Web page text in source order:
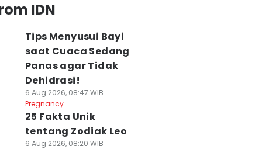
IDN
Tips Menyusui Bayi
saat Cuaca Sedang
Panas agar Tidak
Dehidrasi!
6 Aug 2026, 08:47 WIB
Pregnancy
25 Fakta Unik
tentang Zodiak Leo
6 Aug 2026, 08:20 WIB